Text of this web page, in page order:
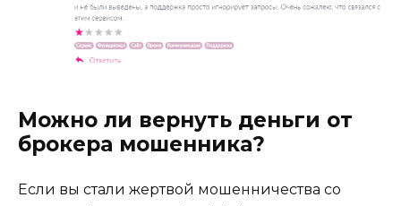
Можно ли вернуть деньги от
брокера мошенника?
Если вы стали жертвой мошенничества со